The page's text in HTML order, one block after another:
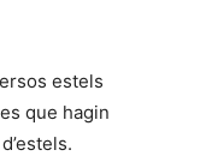
estels
que hagin